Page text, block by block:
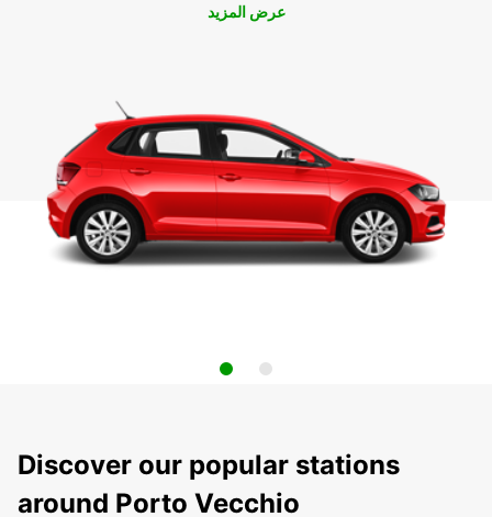
عرض المزيد
Discover our popular stations
around Porto Vecchio